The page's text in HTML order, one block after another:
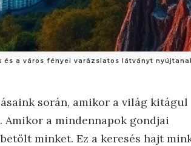
a város fényei varázslatos látványt
során, amikor a világ kitágul
a mindennapok gondjai
minket. Ez a keresés hajt